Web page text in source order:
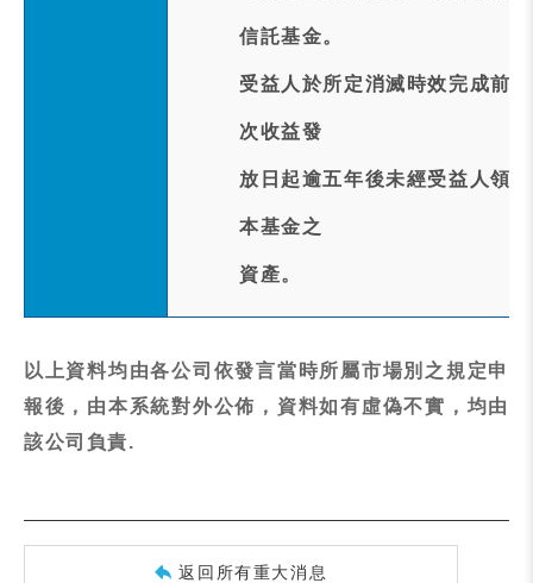
信託基金。
受益人於所定消滅時效完成前
次收益發
放日起逾五年後未經受益人領
本基金之
資產。
以上資料均由各公司依發言當時所屬市場別之規定申
報後，由本系統對外公佈，資料如有虛偽不實，均由
該公司負責.
返回所有重大消息